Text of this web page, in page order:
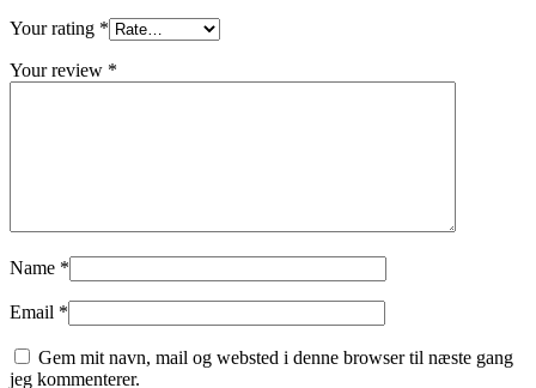
Your rating *
Your review *
Name *
Email *
Gem mit navn, mail og websted i denne browser til næste gang
jeg kommenterer.